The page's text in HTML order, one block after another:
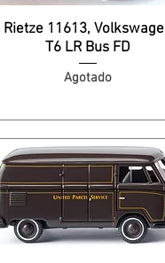
Rietze 11613,
T6 LR Bus FD
Agotado